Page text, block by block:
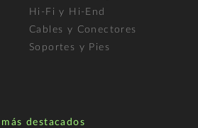
Hi-Fi y Hi-End
Cables y Conectores
Soportes y Pies
más destacados